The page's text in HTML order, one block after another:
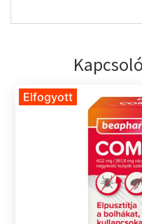
Elfogyott